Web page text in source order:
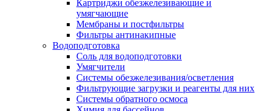
Картриджи обезжелезивающие и
умягчающие
Мембраны и постфильтры
Фильтры антинакипные
Водоподготовка
Соль для водоподготовки
Умягчители
Системы обезжелезивания/осветления
Фильтрующие загрузки и реагенты для них
Системы обратного осмоса